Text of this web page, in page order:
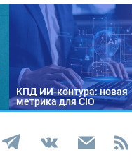
КПД ИИ-контура: новая
метрика для CIO